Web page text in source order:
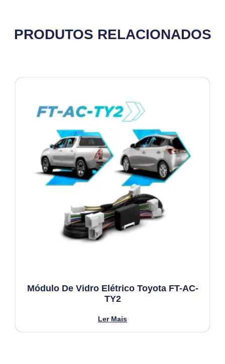
PRODUTOS RELACIONADOS
Módulo De Vidro Elétrico Toyota FT-AC-
TY2
Ler Mais